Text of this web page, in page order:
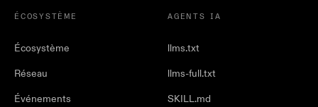
ÉCOSYSTÈME
Écosystème
Réseau
Événements
AGENTS IA
llms.txt
llms-full.txt
SKILL.md